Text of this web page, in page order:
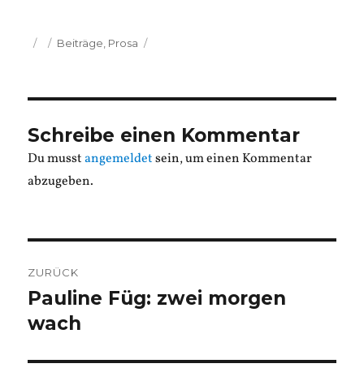
Veröffentlicht
Kategorien
Beiträge Prosa
Schreibe einen Kommentar
Du musstangemeldetsein, um einen Kommentar
abzugeben.
ZURÜCK
Vorheriger
Beitrag:
Pauline Füg: zwei morgen
wach